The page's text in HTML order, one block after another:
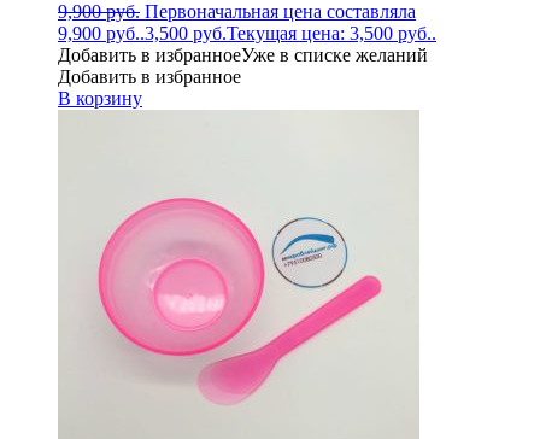
9,900руб. Первоначальная цена составляла
9,900 руб..3,500 руб.Текущая цена: 3,500 руб..
Добавить в избранноеУже в списке желаний
Добавить в избранное
В корзину